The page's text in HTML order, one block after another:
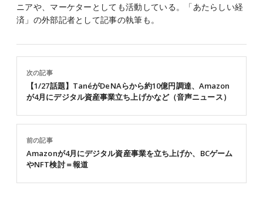
ニアや、マーケターとしても活動している。「あたらしい経
済」の外部記者として記事の執筆も。
前の記事
Amazonが4月にデジタル資産事業を立ち上げか、BCゲーム
やNFT検討＝報道
次の記事
【1/27話題】TanéがDeNAらから約10億円調達、Amazon
が4月にデジタル資産事業立ち上げかなど（音声ニュース）